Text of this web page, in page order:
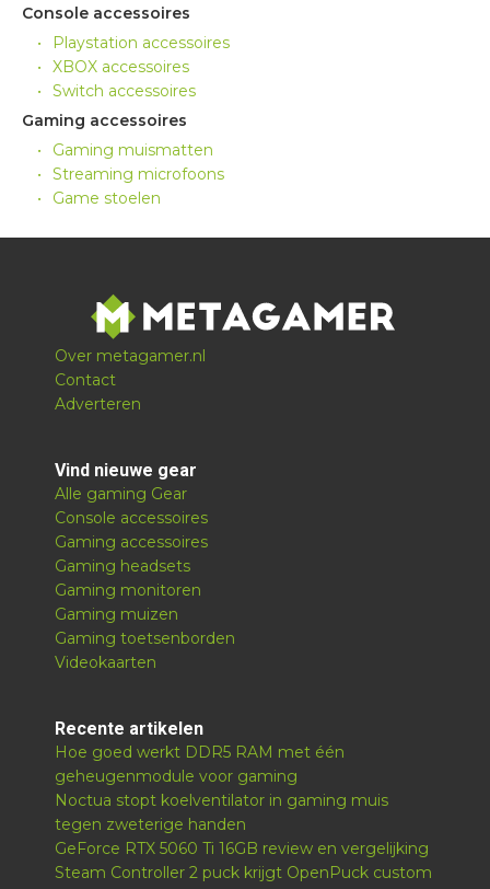
Console accessoires
Playstation accessoires
XBOX accessoires
Switch accessoires
Gaming accessoires
Gaming muismatten
Streaming microfoons
Game stoelen
Over metagamer.nl
Contact
Adverteren
Vind nieuwe gear
Alle gaming Gear
Console accessoires
Gaming accessoires
Gaming headsets
Gaming monitoren
Gaming muizen
Gaming toetsenborden
Videokaarten
Recente artikelen
Hoe goed werkt DDR5 RAM met één
geheugenmodule voor gaming
Noctua stopt koelventilator in gaming muis
tegen zweterige handen
GeForce RTX 5060 Ti 16GB review en vergelijking
Steam Controller 2 puck krijgt OpenPuck custom